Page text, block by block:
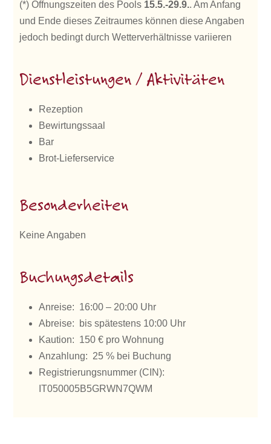
(*) Öffnungszeiten des Pools 15.5.-29.9.. Am Anfang
und Ende dieses Zeitraumes können diese Angaben
jedoch bedingt durch Wetterverhältnisse variieren
Dienstleistungen / Aktivitäten
Rezeption
Bewirtungssaal
Bar
Brot-Lieferservice
Besonderheiten
Keine Angaben
Buchungsdetails
Anreise: 16:00 – 20:00 Uhr
Abreise: bis spätestens 10:00 Uhr
Kaution: 150 € pro Wohnung
Anzahlung: 25 % bei Buchung
Registrierungsnummer (CIN):
IT050005B5GRWN7QWM